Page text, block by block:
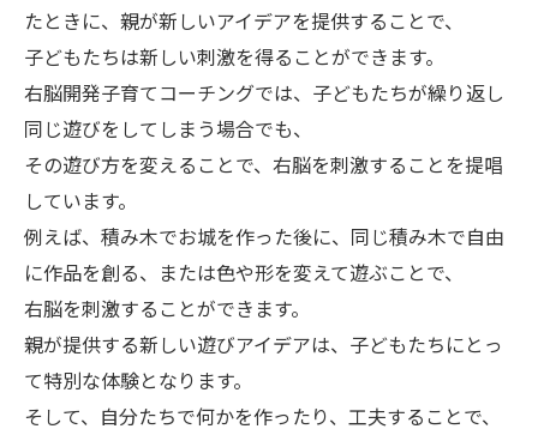
たときに、親が新しいアイデアを提供することで、
子どもたちは新しい刺激を得ることができます。
右脳開発子育てコーチングでは、子どもたちが繰り返し
同じ遊びをしてしまう場合でも、
その遊び方を変えることで、右脳を刺激することを提唱
しています。
例えば、積み木でお城を作った後に、同じ積み木で自由
に作品を創る、または色や形を変えて遊ぶことで、
右脳を刺激することができます。
親が提供する新しい遊びアイデアは、子どもたちにとっ
て特別な体験となります。
そして、自分たちで何かを作ったり、工夫することで、